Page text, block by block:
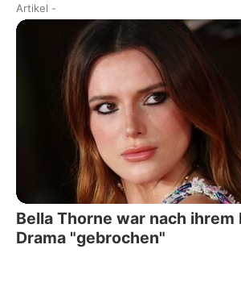
Artikel -
Bella Thorne war nach
Drama "gebrochen"